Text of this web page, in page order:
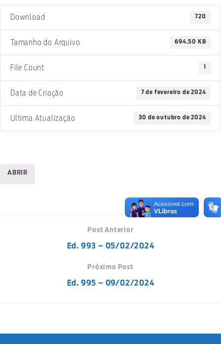
Download 720
Tamanho do Arquivo 694.50 KB
File Count 1
Data de Criação 7 de fevereiro de 2024
Ultima Atualização 30 de outubro de 2024
ABRIR
Post Anterior
Ed. 993 – 05/02/2024
Próximo Post
Ed. 995 – 09/02/2024